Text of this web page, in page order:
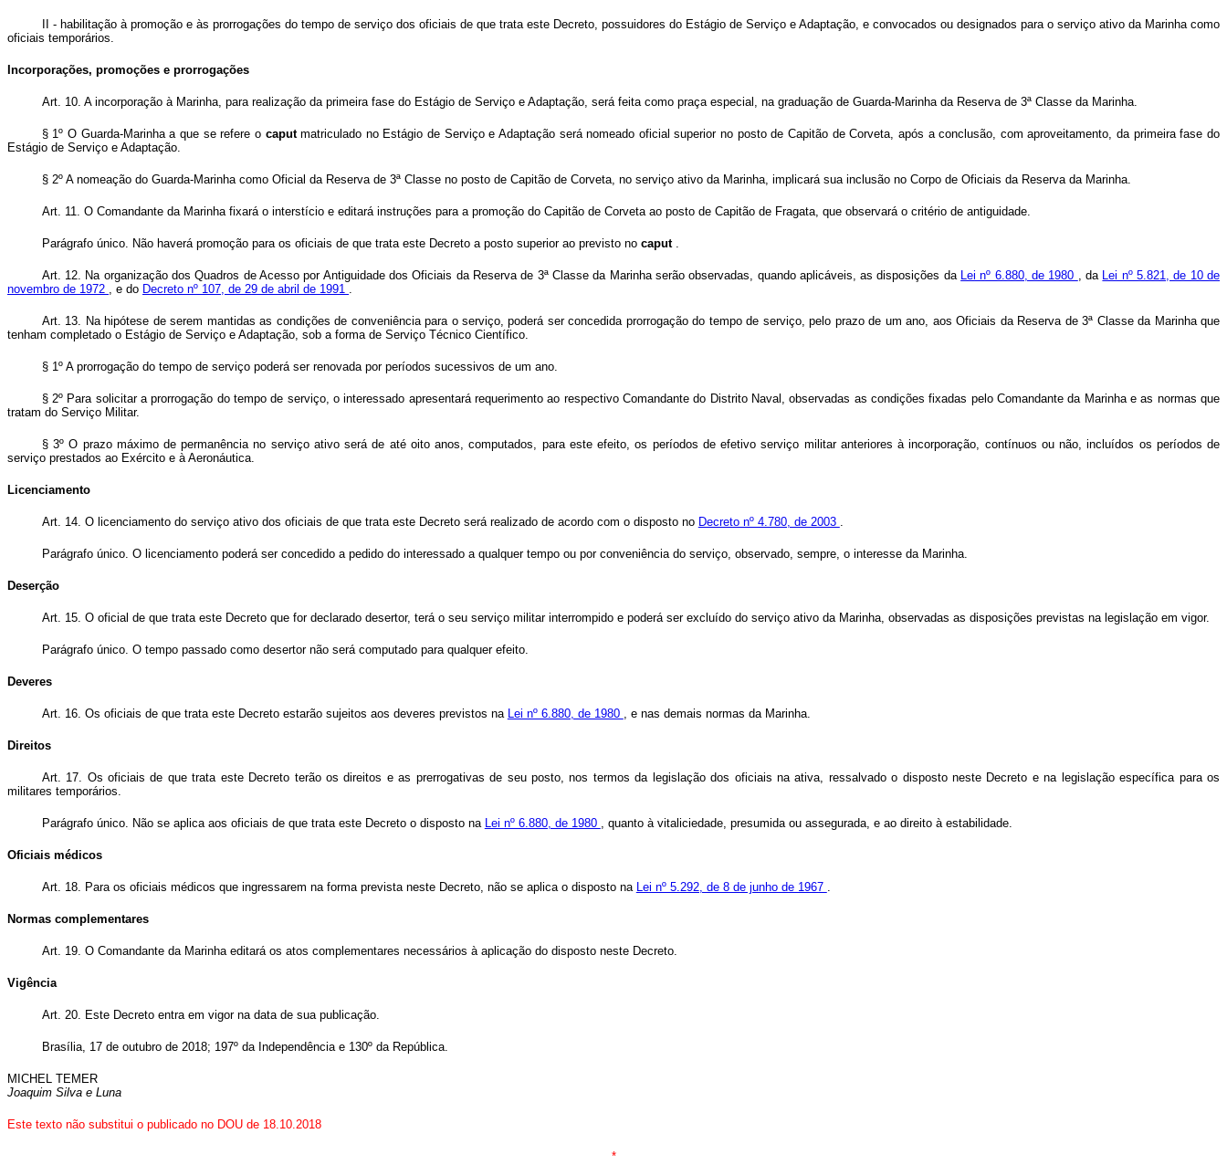
II - habilitação à promoção e às prorrogações do tempo de serviço dos oficiais de que trata este Decreto, possuidores do Estágio de Serviço e Adaptação, e convocados ou designados para o serviço ativo da Marinha como
oficiais temporários.
Incorporações, promoções e prorrogações
Art. 10. A incorporação à Marinha, para realização da primeira fase do Estágio de Serviço e Adaptação, será feita como praça especial, na graduação de Guarda-Marinha da Reserva de 3ª Classe da Marinha.
§ 1º O Guarda-Marinha a que se refere o caputmatriculado no Estágio de Serviço e Adaptação será nomeado oficial superior no posto de Capitão de Corveta, após a conclusão, com aproveitamento, da primeira fase do
Estágio de Serviço e Adaptação.
§ 2º A nomeação do Guarda-Marinha como Oficial da Reserva de 3ª Classe no posto de Capitão de Corveta, no serviço ativo da Marinha, implicará sua inclusão no Corpo de Oficiais da Reserva da Marinha.
Art. 11. O Comandante da Marinha fixará o interstício e editará instruções para a promoção do Capitão de Corveta ao posto de Capitão de Fragata, que observará o critério de antiguidade.
Parágrafo único. Não haverá promoção para os oficiais de que trata este Decreto a posto superior ao previsto no caput .
Art. 12. Na organização dos Quadros de Acesso por Antiguidade dos Oficiais da Reserva de 3ª Classe da Marinha serão observadas, quando aplicáveis, as disposições da Lei nº 6.880, de 1980 , da Lei nº 5.821, de 10 de
novembro de 1972 , e do Decreto nº 107, de 29 de abril de 1991 .
Art. 13. Na hipótese de serem mantidas as condições de conveniência para o serviço, poderá ser concedida prorrogação do tempo de serviço, pelo prazo de um ano, aos Oficiais da Reserva de 3ª Classe da Marinha que
tenham completado o Estágio de Serviço e Adaptação, sob a forma de Serviço Técnico Científico.
§ 1º A prorrogação do tempo de serviço poderá ser renovada por períodos sucessivos de um ano.
§ 2º Para solicitar a prorrogação do tempo de serviço, o interessado apresentará requerimento ao respectivo Comandante do Distrito Naval, observadas as condições fixadas pelo Comandante da Marinha e as normas que
tratam do Serviço Militar.
§ 3º O prazo máximo de permanência no serviço ativo será de até oito anos, computados, para este efeito, os períodos de efetivo serviço militar anteriores à incorporação, contínuos ou não, incluídos os períodos de
serviço prestados ao Exército e à Aeronáutica.
Licenciamento
Art. 14. O licenciamento do serviço ativo dos oficiais de que trata este Decreto será realizado de acordo com o disposto no Decreto nº 4.780, de 2003 .
Parágrafo único. O licenciamento poderá ser concedido a pedido do interessado a qualquer tempo ou por conveniência do serviço, observado, sempre, o interesse da Marinha.
Deserção
Art. 15. O oficial de que trata este Decreto que for declarado desertor, terá o seu serviço militar interrompido e poderá ser excluído do serviço ativo da Marinha, observadas as disposições previstas na legislação em vigor.
Parágrafo único. O tempo passado como desertor não será computado para qualquer efeito.
Deveres
Art. 16. Os oficiais de que trata este Decreto estarão sujeitos aos deveres previstos na Lei nº 6.880, de 1980 , e nas demais normas da Marinha.
Direitos
Art. 17. Os oficiais de que trata este Decreto terão os direitos e as prerrogativas de seu posto, nos termos da legislação dos oficiais na ativa, ressalvado o disposto neste Decreto e na legislação específica para os
militares temporários.
Parágrafo único. Não se aplica aos oficiais de que trata este Decreto o disposto na Lei nº 6.880, de 1980 , quanto à vitaliciedade, presumida ou assegurada, e ao direito à estabilidade.
Oficiais médicos
Art. 18. Para os oficiais médicos que ingressarem na forma prevista neste Decreto, não se aplica o disposto na Lei nº 5.292, de 8 de junho de 1967 .
Normas complementares
Art. 19. O Comandante da Marinha editará os atos complementares necessários à aplicação do disposto neste Decreto.
Vigência
Art. 20. Este Decreto entra em vigor na data de sua publicação.
Brasília, 17 de outubro de 2018; 197º da Independência e 130º da República.
MICHEL TEMER
Joaquim Silva e Luna
Este texto não substitui o publicado no DOU de 18.10.2018
*